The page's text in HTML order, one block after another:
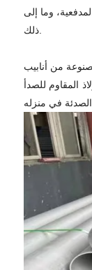
وما إلى
ذلك.
من أنابيب
المقاوم للصدأ